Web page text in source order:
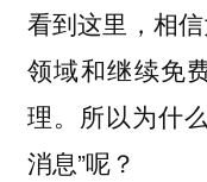
看到这里，相
领域和继续免
理。所以为什
消息”呢？